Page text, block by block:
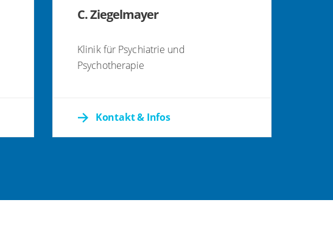
C. Ziegelmayer
Klinik für Psychiatrie und
Psychotherapie
Kontakt & Infos